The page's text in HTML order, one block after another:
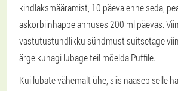
kindlaksmääramist, 10 päeva enne seda,
askorbiinhappe annuses 200 ml päevas.
vastutustundlikku sündmust suitsetage
ärge kunagi lubage teil mõelda Puffile.
Kui lubate vähemalt ühe, siis naaseb selle